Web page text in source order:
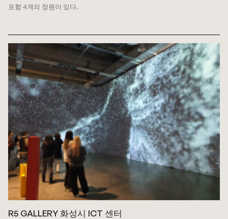
포함 4개의 정원이 있다.
R5 GALLERY 화성시 ICT 센터